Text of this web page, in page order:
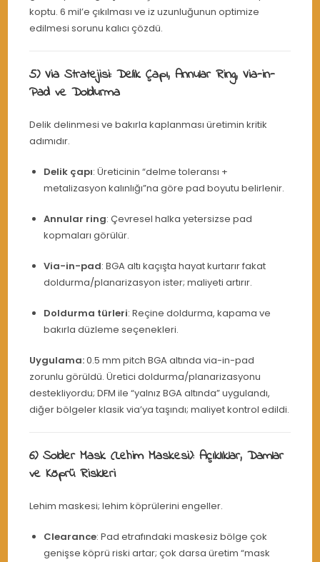
koptu. 6 mil’e çıkılması ve iz uzunluğunun optimize
edilmesi sorunu kalıcı çözdü.
5) Via Stratejisi: Delik Çapı, Annular Ring, Via-in-
Pad ve Doldurma
Delik delinmesi ve bakırla kaplanması üretimin kritik
adımıdır.
Delik çapı: Üreticinin “delme toleransı +
metalizasyon kalınlığı”na göre pad boyutu belirlenir.
Annular ring: Çevresel halka yetersizse pad
kopmaları görülür.
Via-in-pad: BGA altı kaçışta hayat kurtarır fakat
doldurma/planarizasyon ister; maliyeti artırır.
Doldurma türleri: Reçine doldurma, kapama ve
bakırla düzleme seçenekleri.
Uygulama:0.5 mm pitch BGA altında via-in-pad
zorunlu görüldü. Üretici doldurma/planarizasyonu
destekliyordu; DFM ile “yalnız BGA altında” uygulandı,
diğer bölgeler klasik via’ya taşındı; maliyet kontrol edildi.
6) Solder Mask (Lehim Maskesi): Açıklıklar, Damlar
ve Köprü Riskleri
Lehim maskesi; lehim köprülerini engeller.
Clearance: Pad etrafındaki maskesiz bölge çok
genişse köprü riski artar; çok darsa üretim “mask